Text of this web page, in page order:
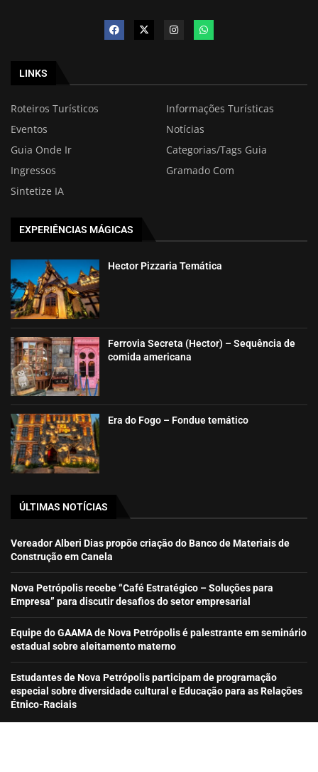
LINKS
Roteiros Turísticos
Informações Turísticas
Eventos
Notícias
Guia Onde Ir
Categorias/Tags Guia
Ingressos
Gramado Com
Sintetize IA
EXPERIÊNCIAS MÁGICAS
Hector Pizzaria Temática
Ferrovia Secreta (Hector) – Sequência de
comida americana
Era do Fogo – Fondue temático
ÚLTIMAS NOTÍCIAS
Vereador Alberi Dias propõe criação do Banco de Materiais de
Construção em Canela
Nova Petrópolis recebe “Café Estratégico – Soluções para
Empresa” para discutir desafios do setor empresarial
Equipe do GAAMA de Nova Petrópolis é palestrante em seminário
estadual sobre aleitamento materno
Estudantes de Nova Petrópolis participam de programação
especial sobre diversidade cultural e Educação para as Relações
Étnico-Raciais